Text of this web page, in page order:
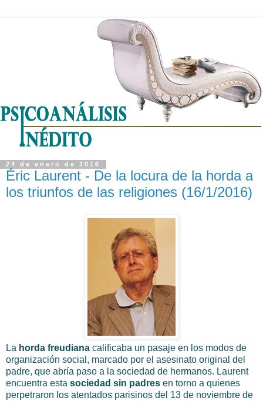
24 de enero de 2016
Éric Laurent - De la locura de la horda a
los triunfos de las religiones (16/1/2016)
La horda freudiana calificaba un pasaje en los modos de
organización social, marcado por el asesinato original del
padre, que abría paso a la sociedad de hermanos. Laurent
encuentra esta sociedad sin padres en torno a quienes
perpetraron los atentados parisinos del 13 de noviembre de